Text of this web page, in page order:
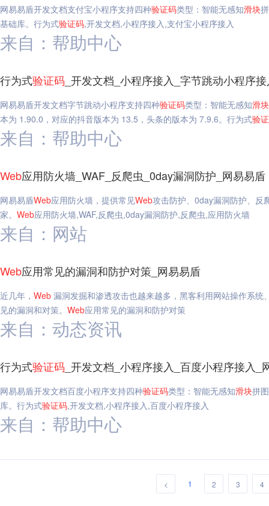
网易易盾开发文档支付宝小程序支持四种验证码类型：智能无感知滑块
基础库。行为式验证码,开发文档,小程序接入,支付宝小程序接入
来自：帮助中心
行为式验证码 _开发文档_小程序接入_字节跳动小程序
网易易盾开发文档字节跳动小程序支持四种验证码类型：智能无感知滑块
本为 1.90.0，对应的抖音版本为 13.5，头条的版本为 7.9.6。行为式验
来自：帮助中心
Web应用防火墙_WAF_反爬虫_0day漏洞防护_网易易盾
网易易盾Web应用防火墙，提供常见Web攻击防护、0day漏洞防护、反
家。 Web应用防火墙,WAF,反爬虫,0day漏洞防护,反爬虫,应用防火墙
来自：网站
Web应用常见的漏洞和防护对策_网易易盾
近几年， Web 漏洞发掘和渗透攻击也越来越多，黑客利用网站操作系统
见的漏洞和对策。 Web应用常见的漏洞和防护对策
来自：动态资讯
行为式验证码 _开发文档_小程序接入_百度小程序接入_
网易易盾开发文档百度小程序支持四种验证码类型：智能无感知滑块拼
库。行为式验证码,开发文档,小程序接入,百度小程序接入
来自：帮助中心
< 1 2 3 4